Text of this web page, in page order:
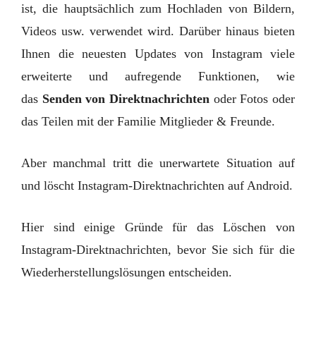
ist, die hauptsächlich zum Hochladen von Bildern,
Videos usw. verwendet wird. Darüber hinaus bieten
Ihnen die neuesten Updates von Instagram viele
erweiterte und aufregende Funktionen, wie
das Senden von Direktnachrichten oder Fotos oder
das Teilen mit der Familie Mitglieder & Freunde.
Aber manchmal tritt die unerwartete Situation auf
und löscht Instagram-Direktnachrichten auf Android.
Hier sind einige Gründe für das Löschen von
Instagram-Direktnachrichten, bevor Sie sich für die
Wiederherstellungslösungen entscheiden.